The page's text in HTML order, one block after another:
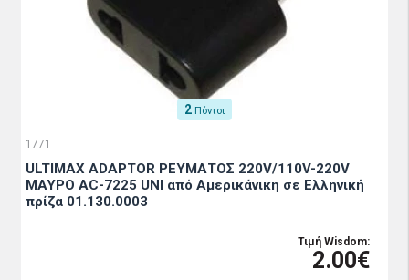
2 Πόντοι
1771
ULTIMAX ADAPTOR ΡΕΥΜΑΤΟΣ 220V/110V-220V
ΜΑΥΡΟ AC-7225 UNI από Αμερικάνικη σε Ελληνική
πρίζα 01.130.0003
Τιμή Wisdom:
2.00€